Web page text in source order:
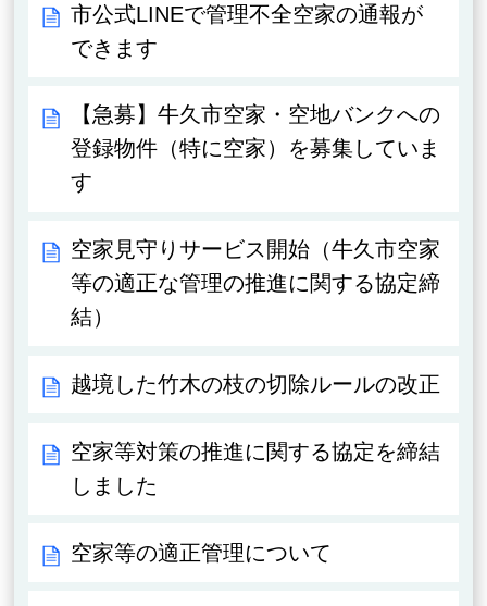
市公式LINEで管理不全空家の通報が
できます
【急募】牛久市空家・空地バンクへの
登録物件（特に空家）を募集していま
す
空家見守りサービス開始（牛久市空家
等の適正な管理の推進に関する協定締
結）
越境した竹木の枝の切除ルールの改正
空家等対策の推進に関する協定を締結
しました
空家等の適正管理について